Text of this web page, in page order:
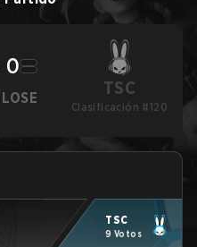
0
LOSE TSC
Clasificación #120
TSC
9 Votos